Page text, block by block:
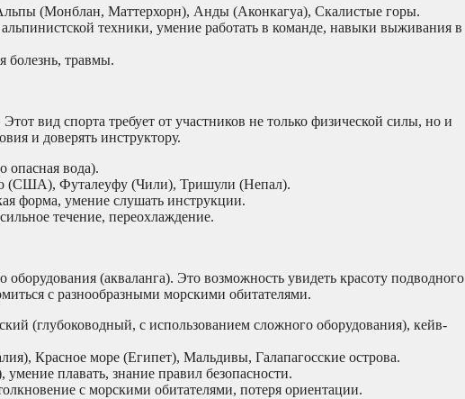
(Монблан, Маттерхорн), Анды (Аконкагуа), Скалистые горы.
техники, умение работать в команде, навыки выживания в
болезнь, травмы.
вид спорта требует от участников не только физической силы, но и
и доверять инструктору.
опасная вода).
(США), Футалеуфу (Чили), Тришули (Непал).
форма, умение слушать инструкции.
течение, переохлаждение.
(акваланга). Это возможность увидеть красоту подводного
с разнообразными морскими обитателями.
(глубоководный, с использованием сложного оборудования), кейв-
Красное море (Египет), Мальдивы, Галапагосские острова.
плавать, знание правил безопасности.
с морскими обитателями, потеря ориентации.